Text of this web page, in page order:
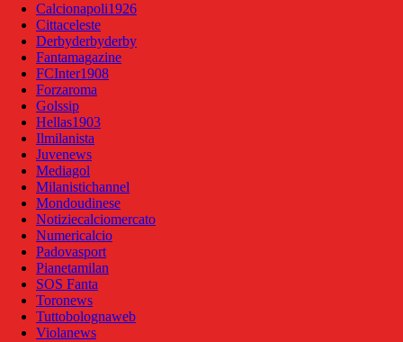
Calcionapoli1926
Cittaceleste
Derbyderbyderby
Fantamagazine
FCInter1908
Forzaroma
Golssip
Hellas1903
Ilmilanista
Juvenews
Mediagol
Milanistichannel
Mondoudinese
Notiziecalciomercato
Numericalcio
Padovasport
Pianetamilan
SOS Fanta
Toronews
Tuttobolognaweb
Violanews